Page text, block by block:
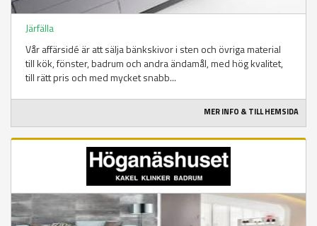
Järfälla
Vår affärsidé är att sälja bänkskivor i sten och övriga material
till kök, fönster, badrum och andra ändamål, med hög kvalitet,
till rätt pris och med mycket snabb...
MER INFO & TILL HEMSIDA